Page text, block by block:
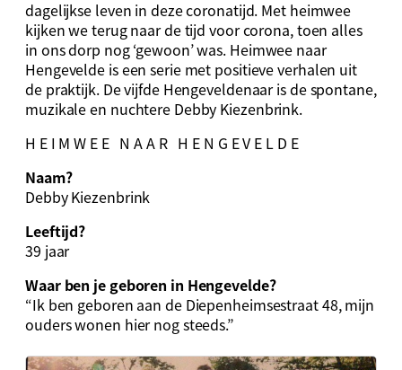
dagelijkse leven in deze coronatijd. Met heimwee
kijken we terug naar de tijd voor corona, toen alles
in ons dorp nog ‘gewoon’ was. Heimwee naar
Hengevelde is een serie met positieve verhalen uit
de praktijk. De vijfde Hengeveldenaar is de spontane,
muzikale en nuchtere Debby Kiezenbrink.
H E I M W E E N A A R H E N G E V E L D E
Naam?
Debby Kiezenbrink
Leeftijd?
39 jaar
Waar ben je geboren in Hengevelde?
“Ik ben geboren aan de Diepenheimsestraat 48, mijn
ouders wonen hier nog steeds.”